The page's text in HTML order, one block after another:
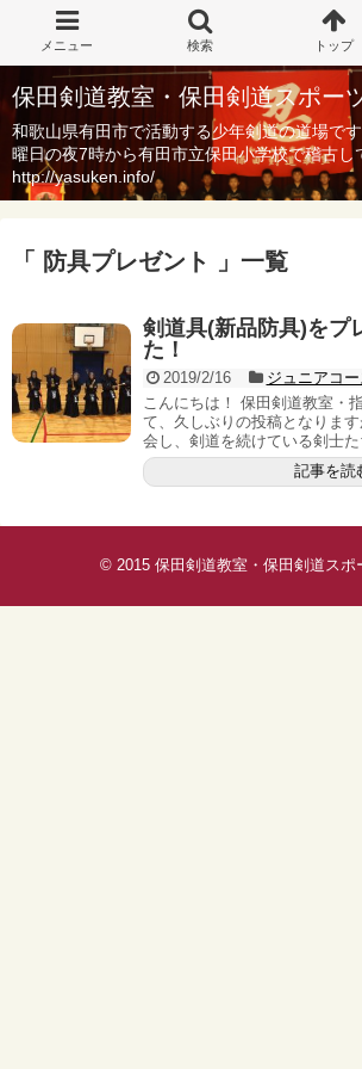
保田剣道教室・保田剣道スポー
和歌山県有田市で活動する少年剣道の道場で
曜日の夜7時から有田市立保田小学校で稽古し
http://yasuken.info/
「 防具プレゼント 」一覧
剣道具(新品防具)をプ
た！
2019/2/16
ジュニアコー
こんにちは！ 保田剣道教室・
て、久しぶりの投稿となりま
会し、剣道を続けている剣士た
記事を読
© 2015 保田剣道教室・保田剣道スポ